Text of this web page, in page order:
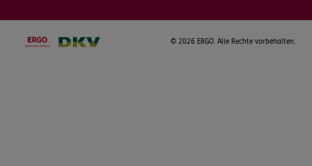
© 2026 ERGO. Alle Rechte vorbehalten.